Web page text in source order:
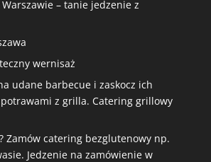
– tanie jedzenie z
wernisaż
udane barbecue i zaskocz ich
z grilla. Catering grillowy
Zamów catering bezglutenowy np.
Jedzenie na zamówienie w